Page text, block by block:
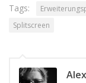
Tags:
Splitscreen